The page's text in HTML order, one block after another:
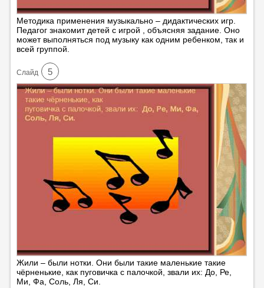
Методика применения музыкально – дидактических игр.
Педагог знакомит детей с игрой , объясняя задание. Оно
может выполняться под музыку как одним ребенком, так и
всей группой.
Cлайд 5
Жили – были нотки. Они были такие маленькие такие
чёрненькие, как пуговичка с палочкой, звали их: До, Ре,
Ми, Фа, Соль, Ля, Си.